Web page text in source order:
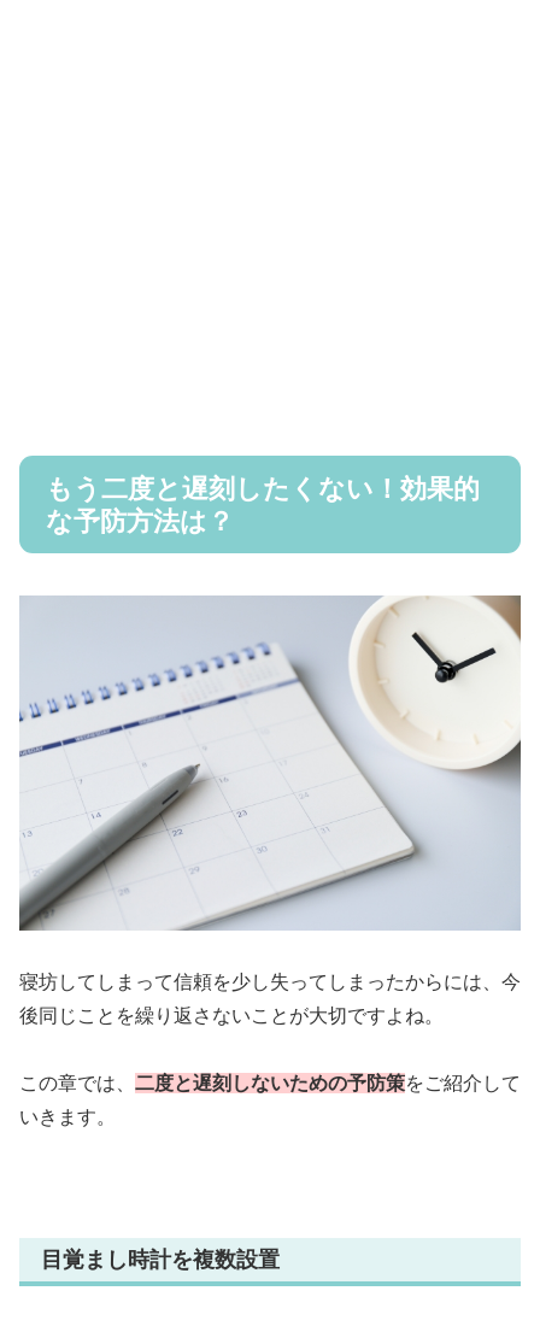
もう二度と遅刻したくない！効果的
な予防方法は？
寝坊してしまって信頼を少し失ってしまったからには、今
後同じことを繰り返さないことが大切ですよね。
この章では、 二度と遅刻しないための予防策をご紹介して
いきます。
目覚まし時計を複数設置